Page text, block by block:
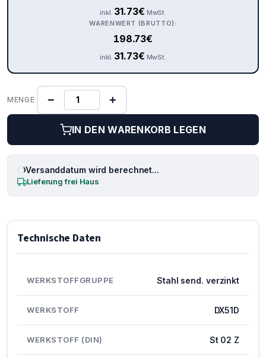
inkl. 31.73€ MwSt.
WARENWERT (BRUTTO):
198.73€
inkl. 31.73€ MwSt.
MENGE − +
IN DEN WARENKORB LEGEN
Versanddatum wird berechnet...
Lieferung frei Haus
Technische Daten
WERKSTOFFGRUPPE Stahl send. verzinkt
WERKSTOFF DX51D
WERKSTOFF (DIN) St 02 Z